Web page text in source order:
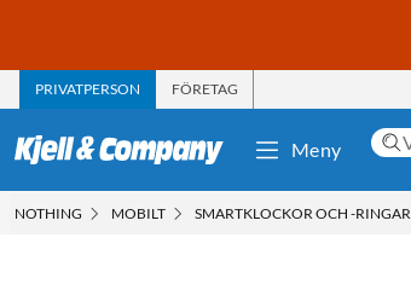
PRIVATPERSON FÖRETAG
Meny
NOTHING MOBILT SMARTKLOCKOR OCH -RINGAR